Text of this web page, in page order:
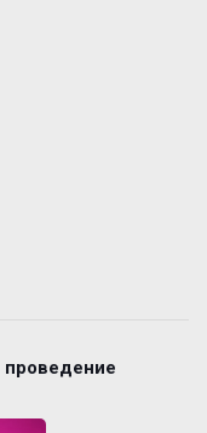
проведение